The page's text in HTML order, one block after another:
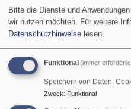
Bittet, so wird euch
klopfet an, so wird euch
Matthäus 7,7
© Evangelische Brüder-Unität –
Weitere Informationen finden Siehier.
Bitte die Dienste und
wir nutzen möchten. Für weitere
Datenschutzhinweiselesen.
Funktional (immer
Speichern von Daten:
Zweck: Funktional